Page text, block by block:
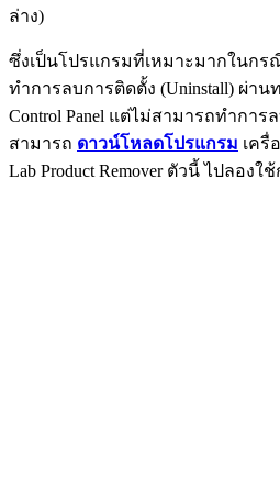
ล่าง)
ซึ่งเป็นโปรแกรมที่เหมาะมากในกร
ทำการลบการติดตั้ง (Uninstall) ผ่า
Control Panel แต่ไม่สามารถทำกา
สามารถ ดาวน์โหลดโปรแกรม เครื่
Lab Product Remover ตัวนี้ ไปลองใ